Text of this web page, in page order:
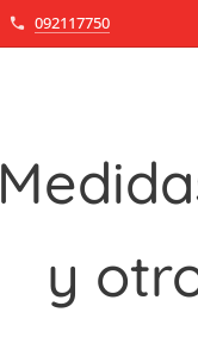
092117750
y